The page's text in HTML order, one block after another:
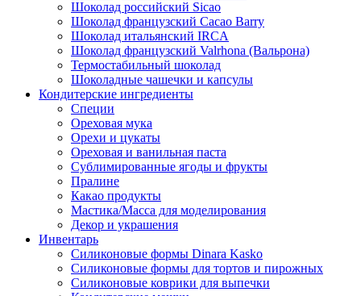
Шоколад российский Sicao
Шоколад французский Cacao Barry
Шоколад итальянский IRCA
Шоколад французский Valrhona (Вальрона)
Термостабильный шоколад
Шоколадные чашечки и капсулы
Кондитерские ингредиенты
Специи
Ореховая мука
Орехи и цукаты
Ореховая и ванильная паста
Сублимированные ягоды и фрукты
Пралине
Какао продукты
Мастика/Масса для моделирования
Декор и украшения
Инвентарь
Силиконовые формы Dinara Kasko
Силиконовые формы для тортов и пирожных
Силиконовые коврики для выпечки